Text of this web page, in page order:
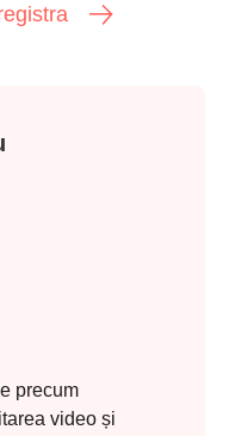
precum
video și